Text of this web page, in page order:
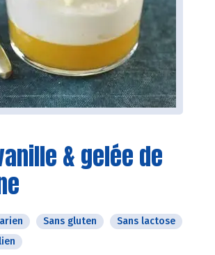
& gelée de
Sans gluten
Sans lactose